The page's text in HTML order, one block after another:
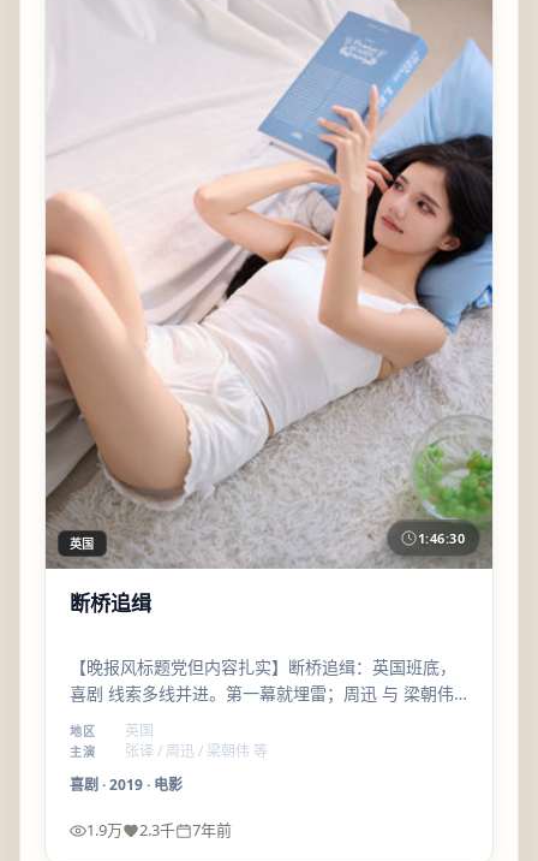
英国 1:46:30
断桥追缉
【晚报风标题党但内容扎实】断桥追缉：英国班底，
喜剧 线索多线并进。第一幕就埋雷；周迅 与 梁朝伟
的对手戏是全片高光之一。
地区 英国
主演
张译 / 周迅 / 梁朝伟 等
喜剧 ·2019· 电影
1.9万 2.3千 7年前